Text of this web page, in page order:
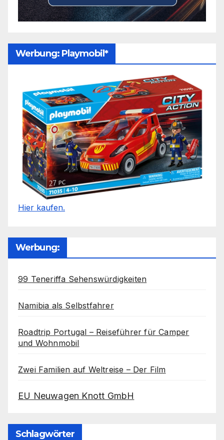
Werbung: Playmobil*
Hier kaufen.
Werbung:
99 Teneriffa Sehenswürdigkeiten
Namibia als Selbstfahrer
Roadtrip Portugal – Reiseführer für Camper
und Wohnmobil
Zwei Familien auf Weltreise – Der Film
EU Neuwagen Knott GmbH
Schlagwörter